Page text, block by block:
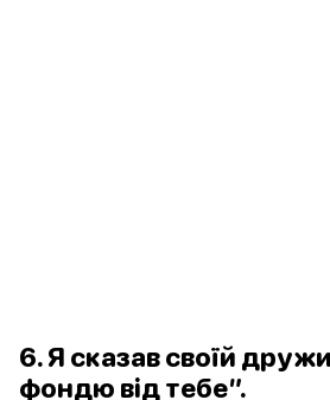
6. Я сказав своїй
фондю від тебе”.